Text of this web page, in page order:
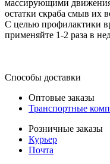
массирующими
остатки скраба смыв их
С целью профилактики
применяйте 1-2 раза в
Способы доставки
Оптовые заказы
Транспортные
Розничные заказы
Курьер
Почта